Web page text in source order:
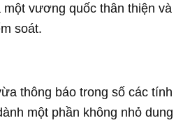
vương quốc thân thiện và
soát.
thông báo trong số các tính
một phần không nhỏ dung